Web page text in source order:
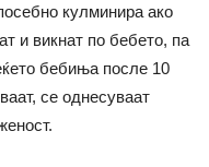
кулминира ако
и викнат по бебето, па
бебиња после 10
се однесуваат